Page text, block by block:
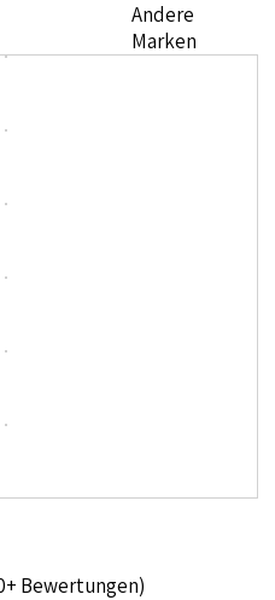
Andere
Marken
Bewertungen)